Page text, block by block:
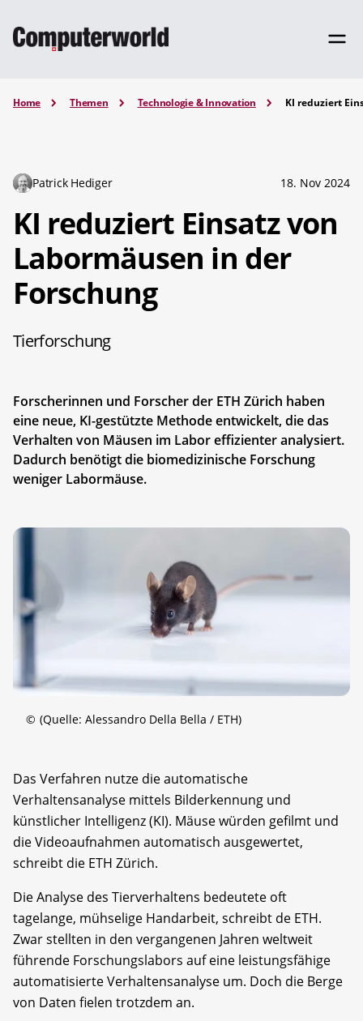
Home Themen Technologie & Innovation KI reduziert
Patrick Hediger 18. Nov 2024
KI reduziert Einsatz von
Labormäusen in der
Forschung
Tierforschung
Forscherinnen und Forscher der ETH Zürich haben
eine neue, KI-gestützte Methode entwickelt, die das
Verhalten von Mäusen im Labor effizienter analysiert.
Dadurch benötigt die biomedizinische Forschung
weniger Labormäuse.
© (Quelle: Alessandro Della Bella / ETH)
Das Verfahren nutze die automatische
Verhaltensanalyse mittels Bilderkennung und
künstlicher Intelligenz (KI). Mäuse würden gefilmt und
die Videoaufnahmen automatisch ausgewertet,
schreibt die ETH Zürich.
Die Analyse des Tierverhaltens bedeutete oft
tagelange, mühselige Handarbeit, schreibt de ETH.
Zwar stellten in den vergangenen Jahren weltweit
führende Forschungslabors auf eine leistungsfähige
automatisierte Verhaltensanalyse um. Doch die Berge
von Daten fielen trotzdem an.